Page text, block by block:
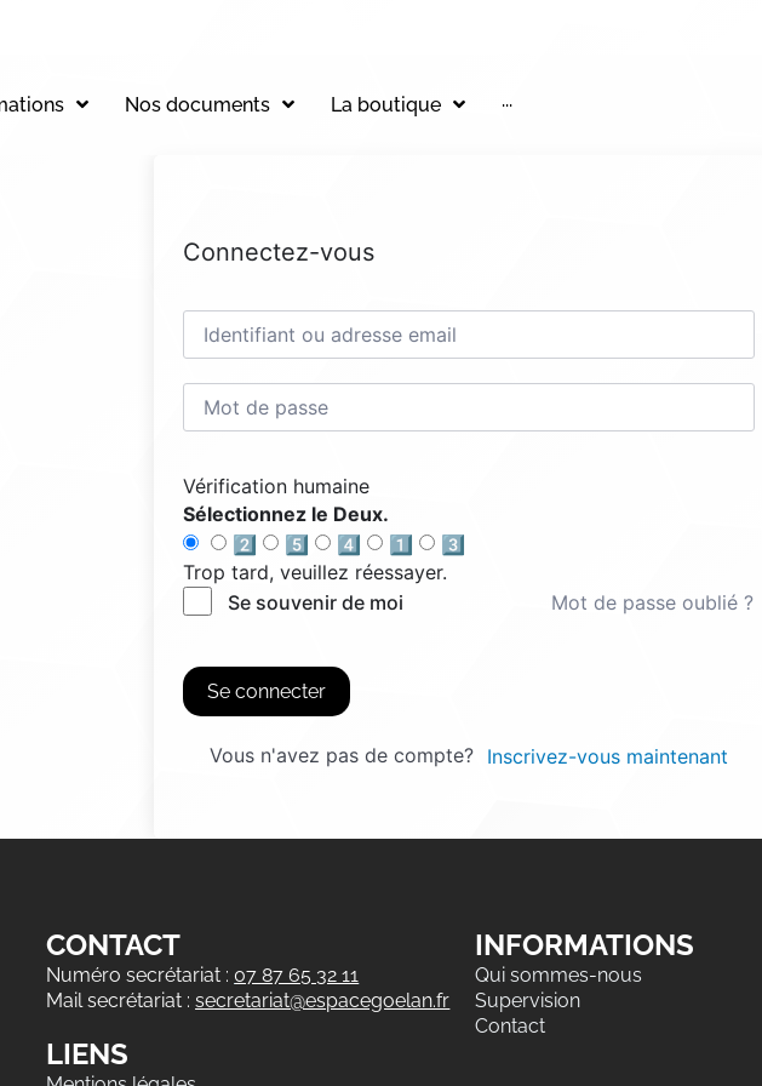
Nos documents La boutique ···
Connectez-vous
Vérification humaine
Sélectionnez le Deux.
2️⃣
5️⃣ 4️⃣ 1️⃣
3️⃣
Trop tard, veuillez réessayer.
Se souvenir de moi
Mot de passe oublié ?
Se connecter
Vous n'avez pas de compte? Inscrivez-vous maintenant
CONTACT
Numéro secrétariat : 07 87 65 32 11
Mail secrétariat :secretariat@espacegoelan.fr
LIENS
INFORMATIONS
Qui sommes-nous
Supervision
Contact